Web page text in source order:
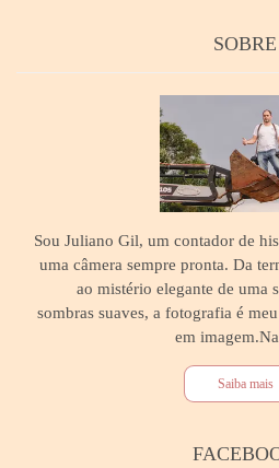
SOBRE
Sou Juliano Gil, um contador de
uma câmera sempre pronta. Da
ao mistério elegante de uma
sombras suaves, a fotografia é
em
Saiba mais